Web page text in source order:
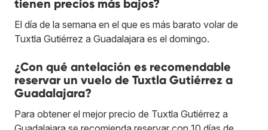
tienen precios más bajos?
El día de la semana en el que es más barato volar de
Tuxtla Gutiérrez a Guadalajara es el domingo.
¿Con qué antelación es recomendable
reservar un vuelo de Tuxtla Gutiérrez a
Guadalajara?
Para obtener el mejor precio de Tuxtla Gutiérrez a